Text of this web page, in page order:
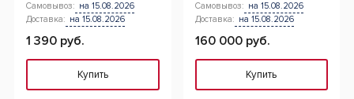
Самовывоз: на 15.08.2026
Доставка: на 15.08.2026
1 390 руб.
Купить
Самовывоз: на 15.08.2026
Доставка: на 15.08.2026
160 000 руб.
Купить